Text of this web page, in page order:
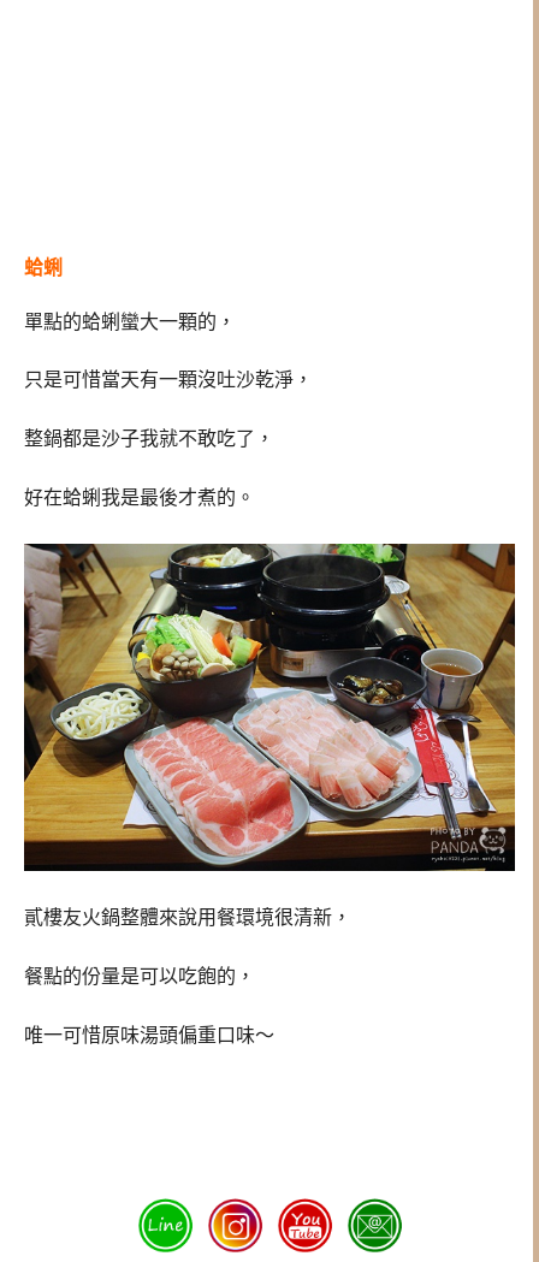
蛤蜊
單點的蛤蜊蠻大一顆的，
只是可惜當天有一顆沒吐沙乾淨，
整鍋都是沙子我就不敢吃了，
好在蛤蜊我是最後才煮的。
貳樓友火鍋整體來說用餐環境很清新，
餐點的份量是可以吃飽的，
唯一可惜原味湯頭偏重口味～